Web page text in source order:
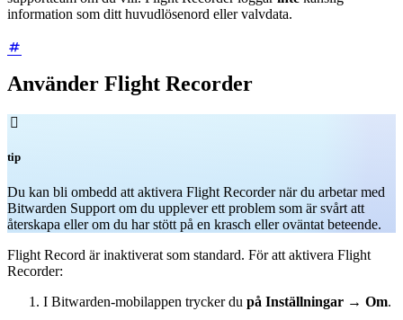
information som ditt huvudlösenord eller valvdata.
Använder Flight Recorder

tip
Du kan bli ombedd att aktivera Flight Recorder när du arbetar med
Bitwarden Support om du upplever ett problem som är svårt att
återskapa eller om du har stött på en krasch eller oväntat beteende.
Flight Record är inaktiverat som standard. För att aktivera Flight
Recorder:
I Bitwarden-mobilappen trycker du på Inställningar → Om.